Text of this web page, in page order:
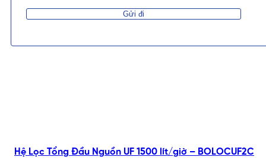
Hệ Lọc Tổng Đầu Nguồn UF 1500 lít/giờ – BOLOCUF2C